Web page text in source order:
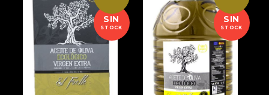
SIN
STOCK
SIN
STOCK